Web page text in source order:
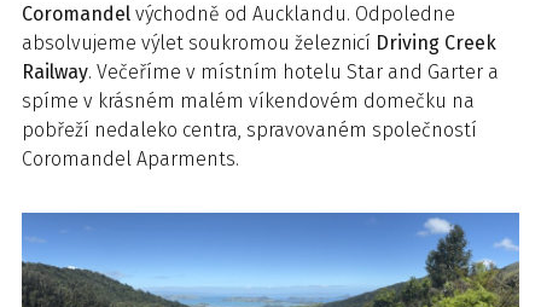
Coromandel východně od Aucklandu. Odpoledne
absolvujeme výlet soukromou železnicí Driving Creek
Railway. Večeříme v místním hotelu Star and Garter a
spíme v krásném malém víkendovém domečku na
pobřeží nedaleko centra, spravovaném společností
Coromandel Aparments.